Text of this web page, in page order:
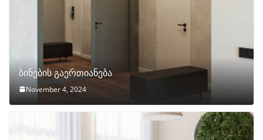
ბინების გაერთიანება
November 4, 2024